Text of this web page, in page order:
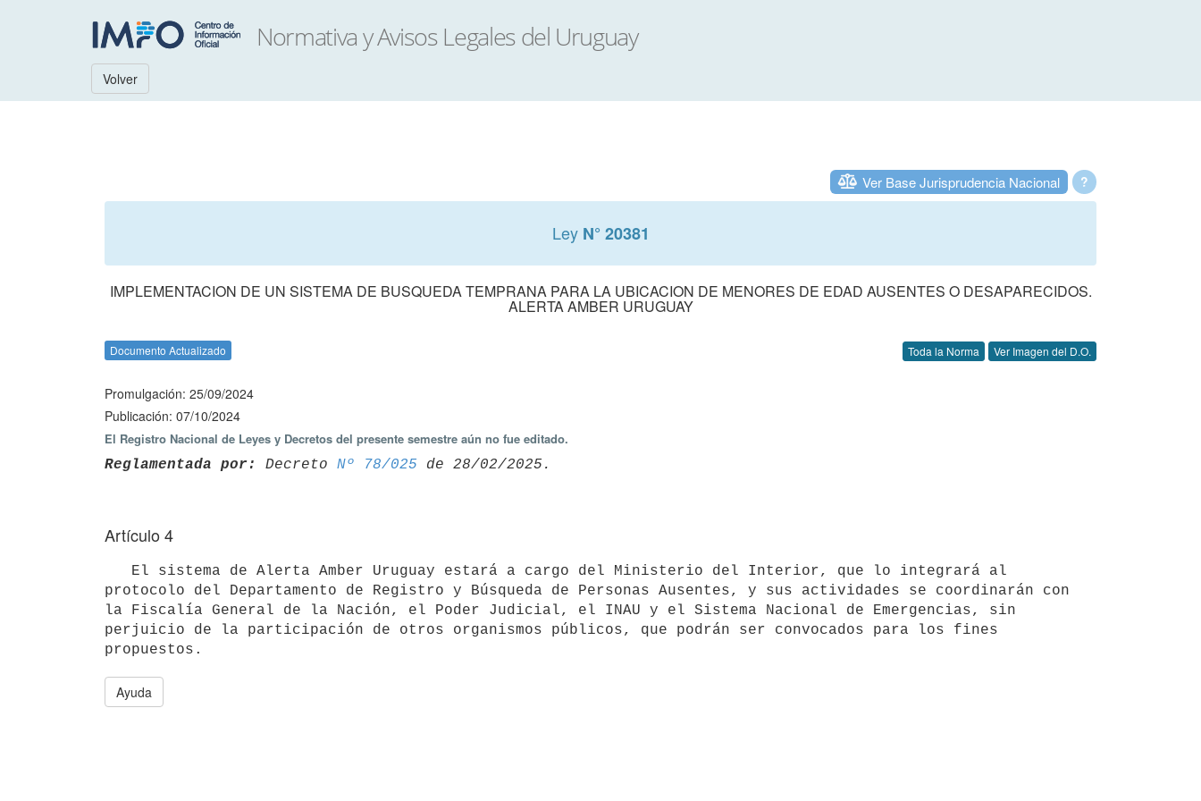
Volver
?
Ver Base Jurisprudencia Nacional
Ley N° 20381
IMPLEMENTACION DE UN SISTEMA DE BUSQUEDA TEMPRANA PARA LA UBICACION DE MENORES DE EDAD AUSENTES O DESAPARECIDOS.
ALERTA AMBER URUGUAY
Documento Actualizado Toda la Norma Ver Imagen del D.O.
Promulgación: 25/09/2024
Publicación: 07/10/2024
El Registro Nacional de Leyes y Decretos del presente semestre aún no fue editado.
Reglamentada por: Decreto Nº 78/025
Artículo 4
protocolo del Departamento de Registro y Búsqueda de Personas Ausentes, y sus actividades se coordinarán con
la Fiscalía General de la Nación, el Poder Judicial, el INAU y el Sistema Nacional de Emergencias, sin
perjuicio de la participación de otros organismos públicos, que podrán ser convocados para los fines
Ayuda